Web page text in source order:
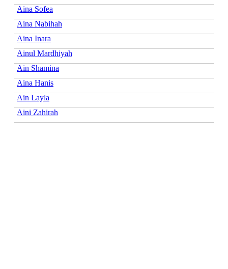
Aina Sofea
Aina Nabihah
Aina Inara
Ainul Mardhiyah
Ain Shamina
Aina Hanis
Ain Layla
Aini Zahirah